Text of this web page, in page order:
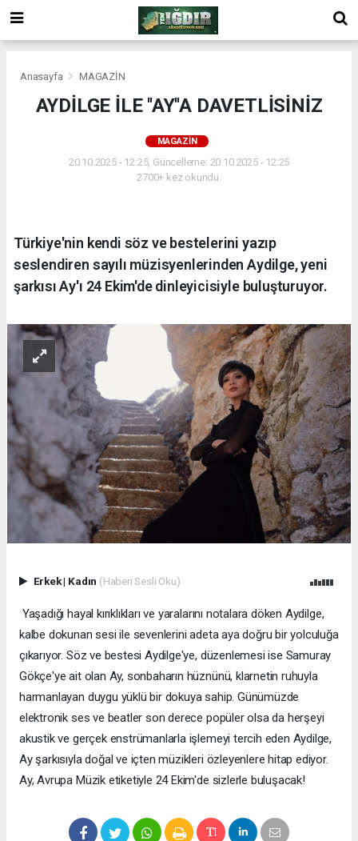
Anasayfa MAGAZİN
AYDİLGE İLE ''AY''A DAVETLİSİNİZ
MAGAZİN
20.10.2025 - 12:25, Güncelleme: 20.10.2025 - 12:25
2700+ kez okundu.
Türkiye'nin kendi söz ve bestelerini yazıp
seslendiren sayılı müzisyenlerinden Aydilge, yeni
şarkısı Ay'ı 24 Ekim'de dinleyicisiyle buluşturuyor.
Erkek| Kadın (Haberi Sesli Oku)
Yaşadığı hayal kırıklıkları ve yaralarını notalara döken Aydilge,
kalbe dokunan sesi ile sevenlerini adeta aya doğru bir yolculuğa
çıkarıyor. Söz ve bestesi Aydilge'ye, düzenlemesi ise Samuray
Gökçe'ye ait olan Ay, sonbaharın hüznünü, klarnetin ruhuyla
harmanlayan duygu yüklü bir dokuya sahip. Günümüzde
elektronik ses ve beatler son derece popüler olsa da herşeyi
akustik ve gerçek enstrümanlarla işlemeyi tercih eden Aydilge,
Ay şarkısıyla doğal ve içten müzikleri özleyenlere hitap ediyor.
Ay, Avrupa Müzik etiketiyle 24 Ekim'de sizlerle buluşacak!